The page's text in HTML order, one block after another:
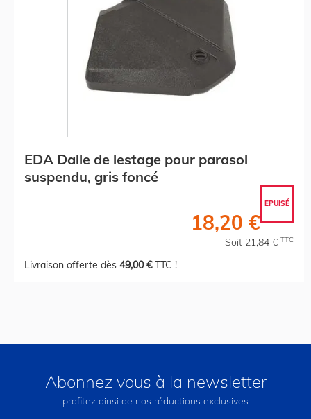
EDA Dalle de lestage pour parasol
suspendu, gris foncé
EPUISÉ
18,20 €
Soit 21,84 € TTC
Livraison offerte dès 49,00 €TTC !
Abonnez vous à la newsletter
profitez ainsi de nos réductions exclusives